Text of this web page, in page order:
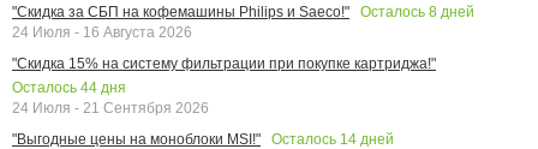
"Скидка за СБП на кофемашины Philips и Saeco!"
Осталось 8 дней
24 Июля - 16 Августа 2026
"Скидка 15% на систему фильтрации при покупке картриджа!"
Осталось 44 дня
24 Июля - 21 Сентября 2026
"Выгодные цены на моноблоки MSI!"
Осталось 14 дней